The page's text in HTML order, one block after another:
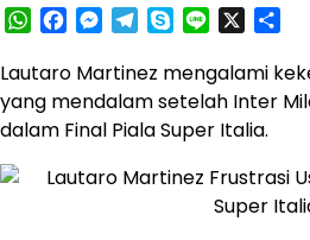
WhatsApp
Facebook
Messenger
Telegram
SkypeLine
​Lautaro Martinez mengalami
yang mendalam setelah Inter
dalam Final Piala Super Italia.​